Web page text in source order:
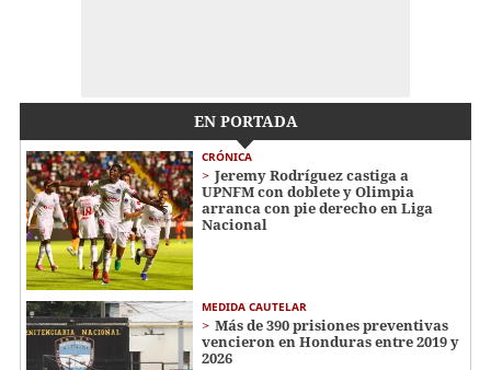
EN PORTADA
CRÓNICA
Jeremy Rodríguez castiga a
UPNFM con doblete y Olimpia
arranca con pie derecho en Liga
Nacional
MEDIDA CAUTELAR
Más de 390 prisiones preventivas
vencieron en Honduras entre 2019 y
2026